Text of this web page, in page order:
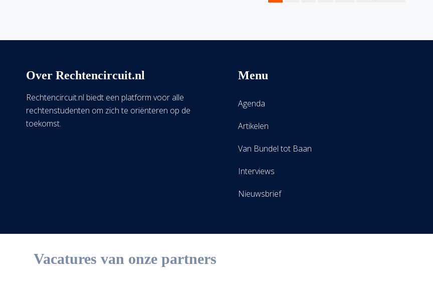
Over Rechtencircuit.nl
Rechtencircuit.nl biedt een platform voor alle
rechtenstudenten om zich te oriënteren op de
toekomst.
Menu
Agenda
Artikelen
Van Bundel tot Baan
Interviews
Nieuwsbrief
Vacatures van onze partners